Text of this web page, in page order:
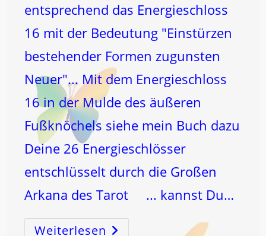
entsprechend das Energieschloss
16 mit der Bedeutung "Einstürzen
bestehender Formen zugunsten
Neuer"... Mit dem Energieschloss
16 in der Mulde des äußeren
Fußknöchels siehe mein Buch dazu
Deine 26 Energieschlösser
entschlüsselt durch die Großen
Arkana des Tarot ... kannst Du…
Weiterlesen 16: